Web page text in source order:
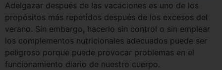
Adelgazar después de las vacaciones es uno de los
propósitos más repetidos después de los excesos del
verano. Sin embargo, hacerlo sin control o sin emplear
los complementos nutricionales adecuados puede ser
peligroso porque puede provocar problemas en el
funcionamiento diario de nuestro cuerpo.